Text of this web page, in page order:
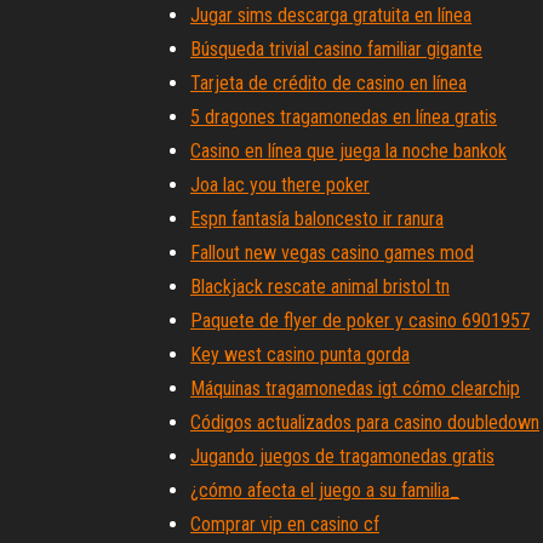
Jugar sims descarga gratuita en línea
Búsqueda trivial casino familiar gigante
Tarjeta de crédito de casino en línea
5 dragones tragamonedas en línea gratis
Casino en línea que juega la noche bankok
Joa lac you there poker
Espn fantasía baloncesto ir ranura
Fallout new vegas casino games mod
Blackjack rescate animal bristol tn
Paquete de flyer de poker y casino 6901957
Key west casino punta gorda
Máquinas tragamonedas igt cómo clearchip
Códigos actualizados para casino doubledown
Jugando juegos de tragamonedas gratis
¿cómo afecta el juego a su familia_
Comprar vip en casino cf